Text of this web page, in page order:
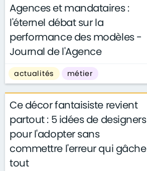
Agences et mandataires :
l'éternel débat sur la
performance des modèles -
Journal de l'Agence
actualités métier
Ce décor fantaisiste revient
partout : 5 idées de designers
pour l'adopter sans
commettre l'erreur qui gâche
tout